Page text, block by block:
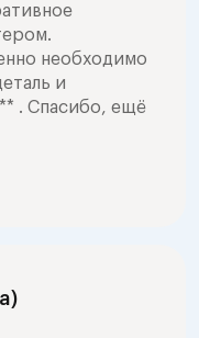
необходимо
и
. Спасибо, ещё